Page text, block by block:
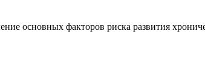
основных факторов риска развития